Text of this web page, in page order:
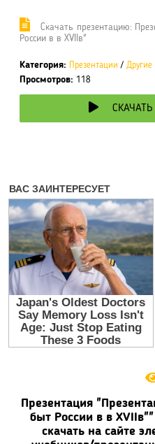
Cкачать презентацию:
России в в XVIIв"
Категория: Презентации / Другие
Просмотров: 118
Презентация
быт России в в
скачать на сайте